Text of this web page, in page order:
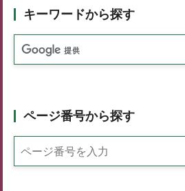
キーワードから探す
ページ番号から探す